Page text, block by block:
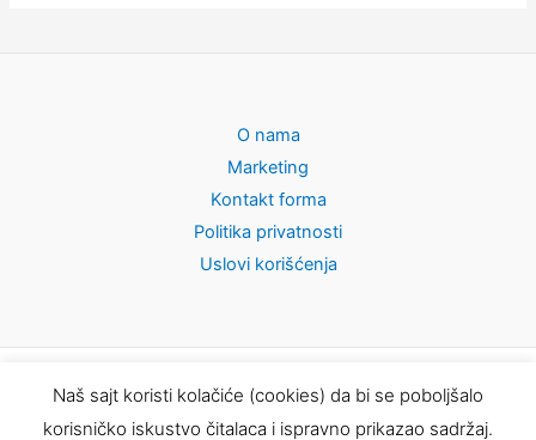
O nama
Marketing
Kontakt forma
Politika privatnosti
Uslovi korišćenja
Sva prava zaštićena, tekstovi se mogu preuzimati samo uz
pisanu dozvolu © 2026 O nekretninama | Sajt napravljen uz
Naš sajt koristi kolačiće (cookies) da bi se poboljšalo
korisničko iskustvo čitalaca i ispravno prikazao sadržaj.